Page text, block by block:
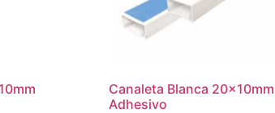
Canaleta Blanca
Adhesivo